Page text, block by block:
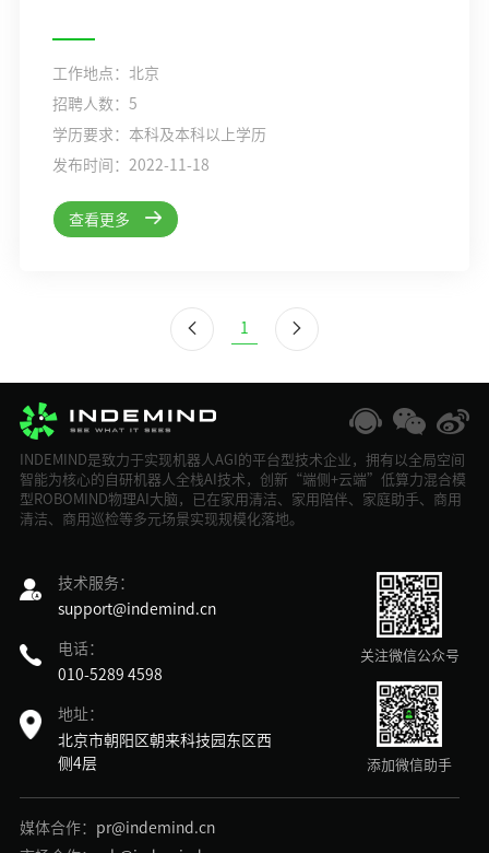
工作地点：北京
招聘人数：5
学历要求：本科及本科以上学历
发布时间：2022-11-18
查看更多
1
INDEMIND是致力于实现机器人AGI的平台型技术企业，拥有以全局空间
智能为核心的自研机器人全栈AI技术，创新“端侧+云端”低算力混合模
型ROBOMIND物理AI大脑，已在家用清洁、家用陪伴、家庭助手、商用
清洁、商用巡检等多元场景实现规模化落地。
关注微信公众号
添加微信助手
媒体合作： pr@indemind.cn
技术服务：
support@indemind.cn
电话：
010-5289 4598
地址：
北京市朝阳区朝来科技园东区西
侧4层